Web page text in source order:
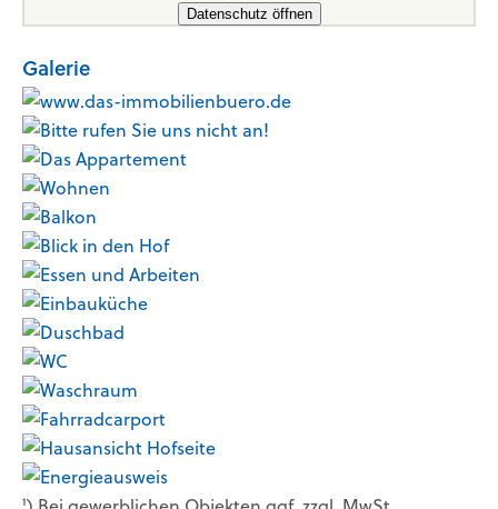
Datenschutz öffnen
Galerie